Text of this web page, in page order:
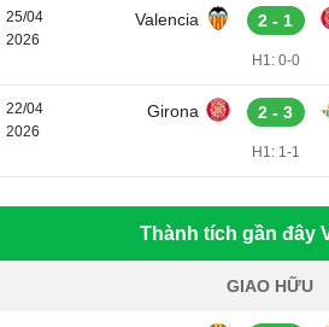
25/04
2026
Valencia 2 - 1
H1: 0-0
22/04
2026
Girona 2 - 3
H1: 1-1
Thành tích gần đây
GIAO HỮU